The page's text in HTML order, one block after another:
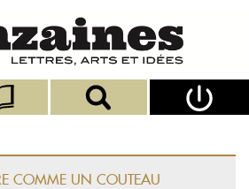
COMME UN COUTEAU